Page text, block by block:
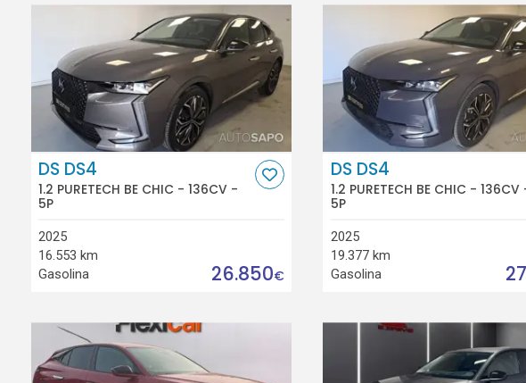
DS DS4
1.2 PURETECH BE CHIC - 136CV -
5P
2025
16.553 km
Gasolina
26.850€
DS DS4
1.2 PURETECH BE CHIC - 136CV
5P
2025
19.377 km
Gasolina